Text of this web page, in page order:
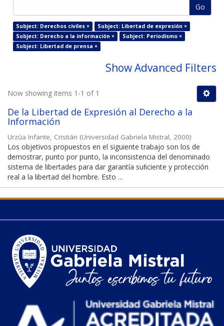
Go
Subject: Derechos civiles ×
Subject: Libertad de expresión ×
Subject: Derecho a la información ×
Subject: Periodismo ×
Subject: Libertad de prensa ×
Show Advanced Filters
Now showing items 1-1 of 1
De la Libertad de Expresión al Derecho a la
Información
Urzúa Infante, Cristián (Universidad Gabriela Mistral, 2000)
Los objetivos propuestos en el siguiente trabajo son los de
demostrar, punto por punto, la inconsistencia del denominado
sistema de libertades para dar garantía suﬁciente y protección
real a la libertad del hombre. Esto ...